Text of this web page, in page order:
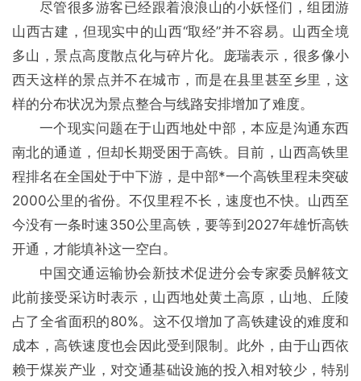
尽管很多游客已经跟着浪浪山的小妖怪们，组团游
山西古建，但现实中的山西“取经”并不容易。山西全境
多山，景点高度散点化与碎片化。庞瑞表示，很多像小
西天这样的景点并不在城市，而是在县里甚至乡里，这
样的分布状况为景点整合与线路安排增加了难度。
一个现实问题在于山西地处中部，本应是沟通东西
南北的通道，但却长期受困于高铁。目前，山西高铁里
程排名在全国处于中下游，是中部*一个高铁里程未突破
2000公里的省份。不仅里程不长，速度也不快。山西至
今没有一条时速350公里高铁，要等到2027年雄忻高铁
开通，才能填补这一空白。
中国交通运输协会新技术促进分会专家委员解筱文
此前接受采访时表示，山西地处黄土高原，山地、丘陵
占了全省面积的80%。这不仅增加了高铁建设的难度和
成本，高铁速度也会因此受到限制。此外，由于山西依
赖于煤炭产业，对交通基础设施的投入相对较少，特别